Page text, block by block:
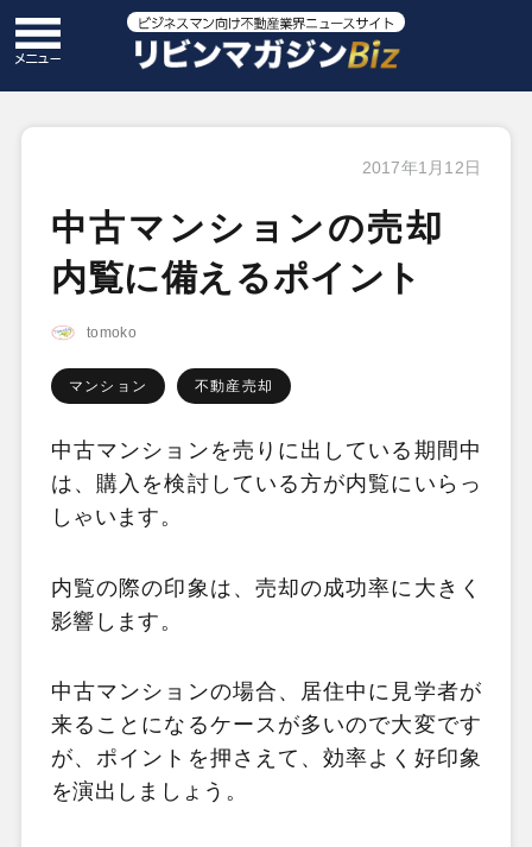
2017年1月12日
中古マンションの売却
内覧に備えるポイント
tomoko
マンション 不動産売却
中古マンションを売りに出している期間中
は、購入を検討している方が内覧にいらっ
しゃいます。
内覧の際の印象は、売却の成功率に大きく
影響します。
中古マンションの場合、居住中に見学者が
来ることになるケースが多いので大変です
が、ポイントを押さえて、効率よく好印象
を演出しましょう。